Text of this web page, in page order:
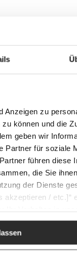
Anzeigen zu
können und die
geben wir
Partner für soziale
führen diese
die Sie
der Dienste
akzeptieren / etc.]“
10, 48624
persönlich